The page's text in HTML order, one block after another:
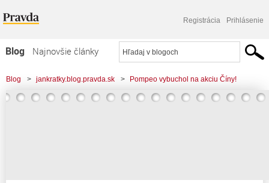
Registrácia Prihlásenie
Blog
Najnovšie články
Najčítanejšie články
Najkomentovanejšie články
Blog > jankratky.blog.pravda.sk > Pompeo vybuchol na akciu Číny!